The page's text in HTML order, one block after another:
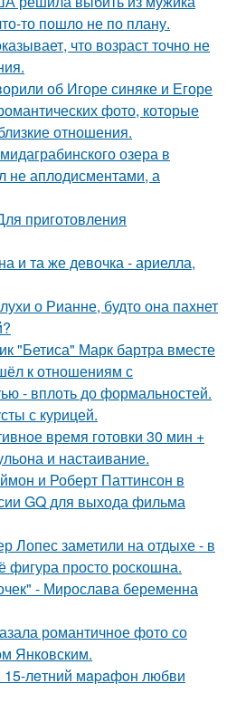
то пошло не по плану.
что возраст точно не
об Игоре синяке и Егоре
фото, которые
отношения.
озера в
не аплодисментами, а
приготовления
и та же девочка - ариелла,
о Рианне, будто она пахнет
"Бетиса" Марк бартра вместе
к отношениям с
- вплоть до формальностей.
с курицей.
время готовки 30 мин +
и настаивание.
и Роберт Паттинсон в
GQ для выхода фильма
Лопес заметили на отдыхе - в
фигура просто роскошна.
- Мирослава беременна
романтичное фото со
Янковским.
лeтний мapaфoн любви